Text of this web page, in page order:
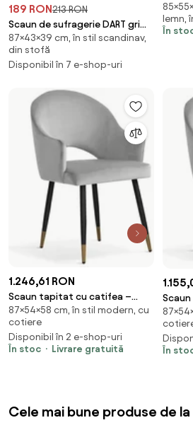
189 RON213 RON
Scaun de sufragerie DART gri
deschis
87×43×39 cm, în stil scandinav,
din stofă
Disponibil în 7 e-shop-uri
lemn,
În
1.246,61 RON
Scaun tapitat cu catifea –
picioare metalice Goda Silver
BL03 / Black / Gold –
l54xA58xH87 cm
87×54×58 cm, în stil modern, cu
cotiere
Disponibil în 2 e-shop-uri
În stoc
Livrare gratuită
BL03/
În
Cele mai bune produse de